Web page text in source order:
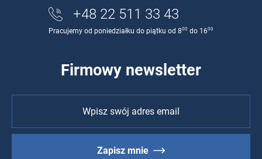
+48 22 511 33 43
Pracujemy od poniedziałku do piątku od 800 do 1600
Firmowy newsletter
Zapisz mnie